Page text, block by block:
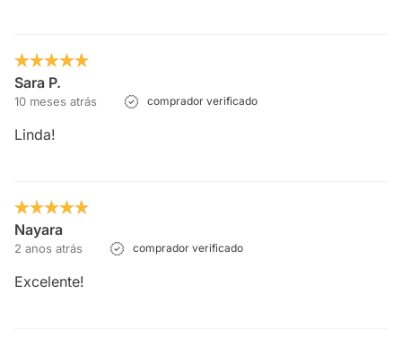
Sara P.
10 meses atrás comprador verificado
Linda!
Nayara
2 anos atrás comprador verificado
Excelente!